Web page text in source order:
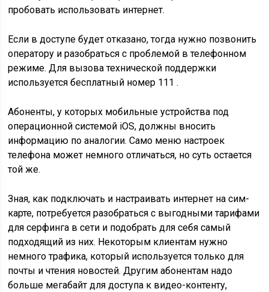
пробовать использовать интернет.
Если в доступе будет отказано, тогда нужно позвонить
оператору и разобраться с проблемой в телефонном
режиме. Для вызова технической поддержки
используется бесплатный номер 111 .
Абоненты, у которых мобильные устройства под
операционной системой iOS, должны вносить
информацию по аналогии. Само меню настроек
телефона может немного отличаться, но суть остается
той же.
Зная, как подключать и настраивать интернет на сим-
карте, потребуется разобраться с выгодными тарифами
для серфинга в сети и подобрать для себя самый
подходящий из них. Некоторым клиентам нужно
немного трафика, который используется только для
почты и чтения новостей. Другим абонентам надо
больше мегабайт для доступа к видео-контенту,